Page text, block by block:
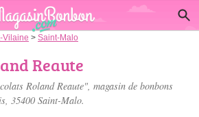
Vilaine > Saint-Malo
Reaute
Roland Reaute", magasin de bonbons
, 35400 Saint-Malo.